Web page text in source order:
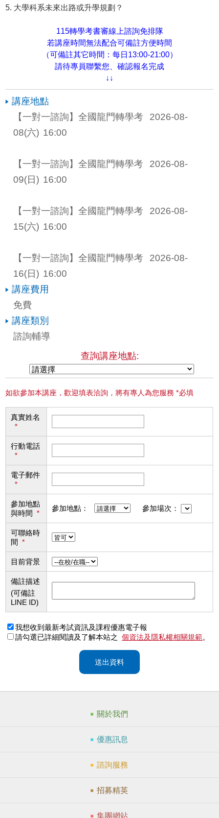
5. 大學科系未來出路或升學規劃？
115轉學考書審線上諮詢免排隊
若講座時間無法配合可備註方便時間
（可備註其它時間：每日13:00-21:00）
請待專員聯繫您、確認報名完成
↓↓
講座地點
【一對一諮詢】全國龍門轉學考
2026-08-
08(六) 16:00
【一對一諮詢】全國龍門轉學考
2026-08-
09(日) 16:00
【一對一諮詢】全國龍門轉學考
2026-08-
15(六) 16:00
【一對一諮詢】全國龍門轉學考
2026-08-
16(日) 16:00
講座費用
免費
講座類別
諮詢輔導
查詢講座地點:
如欲參加本講座，歡迎填表洽詢，將有專人為您服務 *必填
真實姓名
*
行動電話
*
電子郵件
*
參加地點
與時間 *
參加地點： 參加場次：
可聯絡時
間 *
目前背景
備註描述
(可備註
LINE ID)
我想收到最新考試資訊及課程優惠電子報
請勾選已詳細閱讀及了解本站之
個資法及隱私權相關規範。
送出資料
關於我們
優惠訊息
諮詢服務
招募精英
集團網站